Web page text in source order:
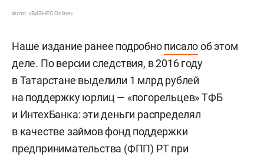
Фото: «БИЗНЕС Online»
Наше издание ранее подробнописалооб этом
деле. По версии следствия, в 2016 году
в Татарстане выделили 1 млрд рублей
на поддержку юрлиц — «погорельцев» ТФБ
и ИнтехБанка: эти деньги распределял
в качестве займов фонд поддержки
предпринимательства (ФПП) РТ при